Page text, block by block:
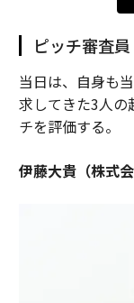
ピッチ審査員
当日は、自身も
求してきた3人の
チを評価する。
伊藤大貴（株式